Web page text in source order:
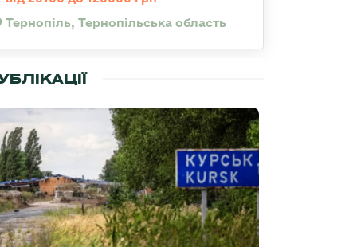
Тернопіль, Тернопільська область